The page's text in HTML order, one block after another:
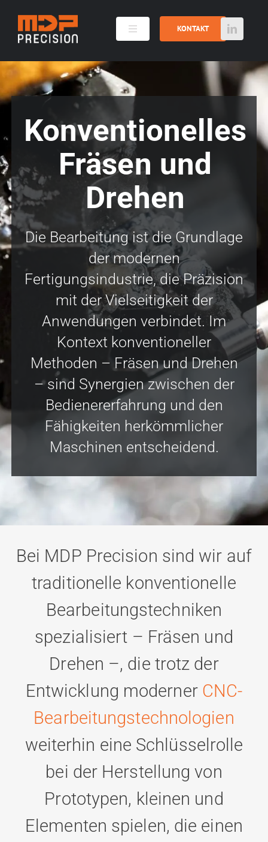
content
Toggle
Metall- und Kunststoffbearbeitung
Maschinenpark
Galerie
Die Belegschaft
KONTAKT
Konventionelles
Fräsen und
Drehen
Die Bearbeitung ist die Grundlage
der modernen
Fertigungsindustrie, die Präzision
mit der Vielseitigkeit der
Anwendungen verbindet. Im
Kontext konventioneller
Methoden – Fräsen und Drehen
– sind Synergien zwischen der
Bedienererfahrung und den
Fähigkeiten herkömmlicher
Maschinen entscheidend.
Bei MDP Precision sind wir auf
traditionelle konventionelle
Bearbeitungstechniken
spezialisiert – Fräsen und
Drehen –, die trotz der
Entwicklung moderner CNC-
Bearbeitungstechnologien
weiterhin eine Schlüsselrolle
bei der Herstellung von
Prototypen, kleinen und
Elementen spielen, die einen